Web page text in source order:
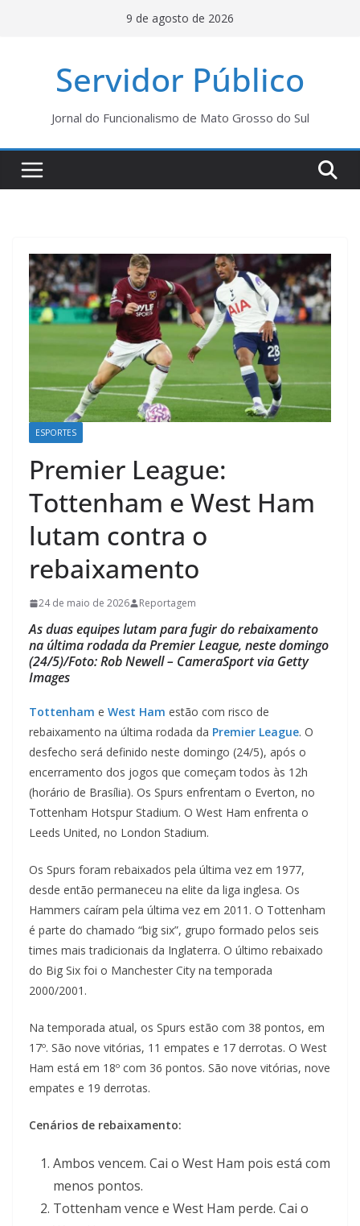
9 de agosto de 2026
Servidor Público
Jornal do Funcionalismo de Mato Grosso do Sul
ESPORTES
Premier League:
Tottenham e West Ham
lutam contra o
rebaixamento
24 de maio de 2026 Reportagem
As duas equipes lutam para fugir do rebaixamento
na última rodada da Premier League, neste domingo
(24/5)/Foto: Rob Newell – CameraSport via Getty
Images
Tottenham e West Ham estão com risco de
rebaixamento na última rodada da Premier League. O
desfecho será definido neste domingo (24/5), após o
encerramento dos jogos que começam todos às 12h
(horário de Brasília). Os Spurs enfrentam o Everton, no
Tottenham Hotspur Stadium. O West Ham enfrenta o
Leeds United, no London Stadium.
Os Spurs foram rebaixados pela última vez em 1977,
desde então permaneceu na elite da liga inglesa. Os
Hammers caíram pela última vez em 2011. O Tottenham
é parte do chamado “big six”, grupo formado pelos seis
times mais tradicionais da Inglaterra. O último rebaixado
do Big Six foi o Manchester City na temporada
2000/2001.
Na temporada atual, os Spurs estão com 38 pontos, em
17º. São nove vitórias, 11 empates e 17 derrotas. O West
Ham está em 18º com 36 pontos. São nove vitórias, nove
empates e 19 derrotas.
Cenários de rebaixamento:
Ambos vencem. Cai o West Ham pois está com
menos pontos.
Tottenham vence e West Ham perde. Cai o